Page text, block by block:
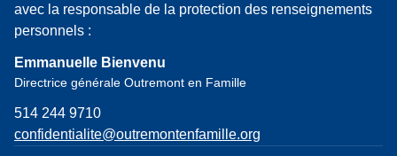
avec la responsable de la protection des renseignements
personnels :
Emmanuelle Bienvenu
Directrice générale Outremont en Famille
514 244 9710
confidentialite@outremontenfamille.org